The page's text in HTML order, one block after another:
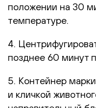
положении на 30
температуре.
4.
позднее 60 минут
5. Контейнер
и кличкой